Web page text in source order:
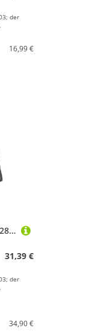
der
16,99 €
XLC Schutzblechset MG-F06 28" 51mm, mattschwarz
31,39 €
der
34,90 €